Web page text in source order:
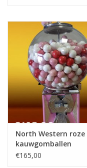
North Western roze
kauwgomballen
automaat
€165,00